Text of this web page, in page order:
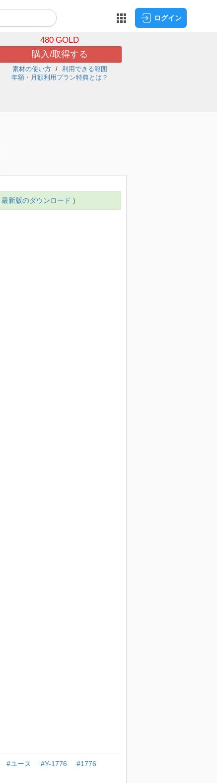
ログイン
480 GOLD
購入/取得する
素材の使い方
利用できる範囲
年額・月額利用プラン特典とは？
最新版のダウンロード )
#ユース #Y-1776
#1776